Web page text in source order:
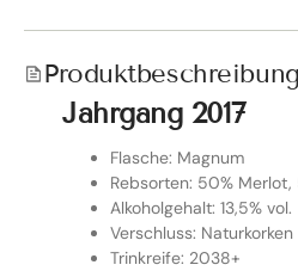
Versandkostenfrei in
Deutschland!
Kaufe versandkostenfrei ab
ab 300€ in Deutschland. Der
vor der Bezahlung hinzugefügt.
Produktbeschreibung
Jahrgang 2017
Flasche: Magnum
Rebsorten: 50% Merlot,
Alkoholgehalt: 13,5% vol.
Verschluss: Naturkorken
Trinkreife: 2038+